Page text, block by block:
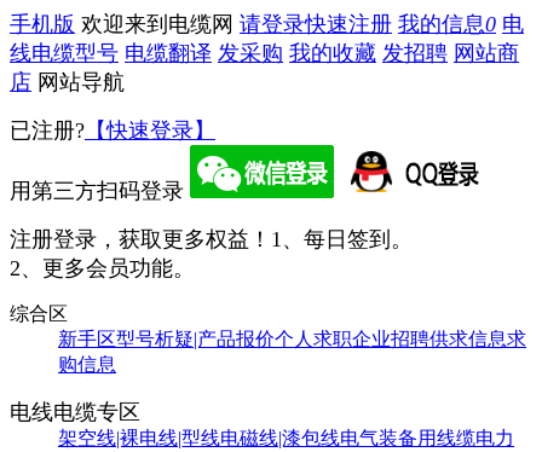
手机版 欢迎来到电缆网 请登录快速注册 我的信息0 电
线电缆型号 电缆翻译 发采购 我的收藏 发招聘 网站商
店 网站导航
已注册? 【快速登录】
用第三方扫码登录
注册登录，获取更多权益！ 1、每日签到。
2、更多会员功能。
综合区
新手区型号析疑|产品报价个人求职企业招聘供求信息求
购信息
电线电缆专区
架空线|裸电线|型线电磁线|漆包线电气装备用线缆电力